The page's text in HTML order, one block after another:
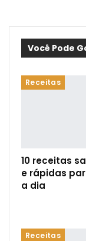
Você Pode
Receitas
10 receitas
e rápidas
a dia
Receitas